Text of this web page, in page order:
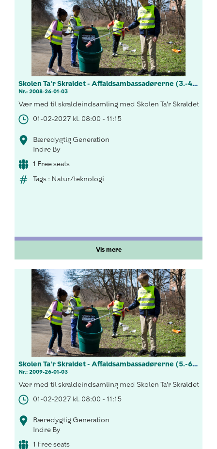
Skolen Ta'r Skraldet - Affaldsambassadørerne (3.-4. kl.)
Nr.: 2008-26-01-03
Vær med til skraldeindsamling med Skolen Ta'r Skraldets!
01-02-2027 kl. 08:00 - 11:15
Bæredygtig Generation
Indre By
1 Free seats
Tags : Natur/teknologi
Vis mere
Skolen Ta'r Skraldet - Affaldsambassadørerne (5.-6. kl.)
Nr.: 2009-26-01-03
Vær med til skraldeindsamling med Skolen Ta'r Skraldets!
01-02-2027 kl. 08:00 - 11:15
Bæredygtig Generation
Indre By
1 Free seats